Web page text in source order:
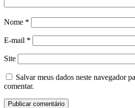
Nome *
E-mail *
Site
Salvar meus dados neste navegador
comentar.